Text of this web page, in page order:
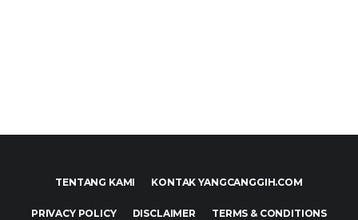
TENTANG KAMI KONTAK YANGCANGGIH.COM
PRIVACY POLICY DISCLAIMER TERMS & CONDITIONS